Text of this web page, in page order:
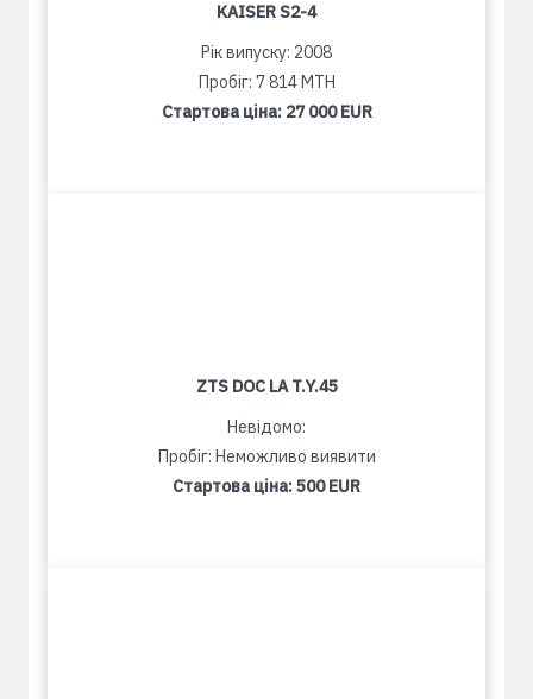
KAISER S2-4
Рік випуску: 2008
Пробіг: 7 814 MTH
Стартова ціна: 27 000 EUR
ZTS DOC LA T.Y.45
Невідомо:
Пробіг: Неможливо виявити
Стартова ціна:500 EUR